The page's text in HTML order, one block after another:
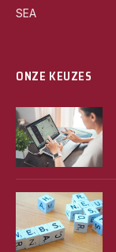
SEA
ONZE KEUZES